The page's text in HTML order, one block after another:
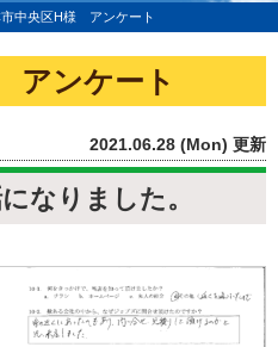
中央区H様 アンケート
アンケート
2021.06.28 (Mon) 更新
なりました。